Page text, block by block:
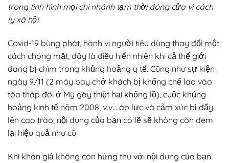
trong tình hình mọi chi nhánh tạm thời đóng cửa vì cách
ly xã hội
Covid-19 bùng phát, hành vi người tiêu dùng thay đổi một
cách chóng mặt, đây là điều hiển nhiên khi cả thế giới
đang bị chìm trong khủng hoảng y tế. Cũng như sự kiện
ngày 9/11 (2 máy bay chở khách bị khống chế lao vào
tòa tháp đôi ở Mỹ gây thiệt hại khổng lồ), cuộc khủng
hoảng kinh tế năm 2008, v.v… áp lực và cảm xúc bị đẩy
lên cao trào, nội dung của bạn có lẽ sẽ không còn đem
lại hiệu quả như cũ.
Khi khán giả không còn hứng thú với nội dung của bạn